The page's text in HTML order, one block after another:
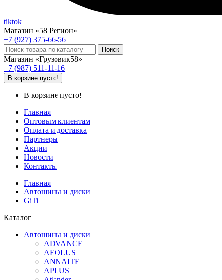
tiktok
Магазин «58 Регион»
+7 (927) 375-66-56
Магазин «Грузовик58»
+7 (987) 511-11-16
В корзине пусто!
В корзине пусто!
Главная
Оптовым клиентам
Оплата и доставка
Партнеры
Акции
Новости
Контакты
Главная
Автошины и диски
GiTi
Каталог
Автошины и диски
ADVANCE
AEOLUS
ANNAITE
APLUS